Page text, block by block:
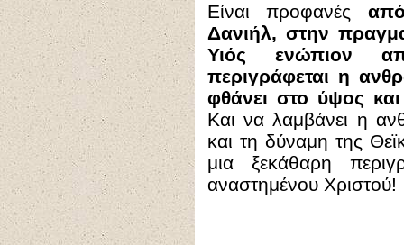
Είναι προφανές
Δανιήλ, στην
Υιός ενώπιον
περιγράφεται η
φθάνει στο ύψος
Και να λαμβάνει η
και τη δύναμη της
μια ξεκάθαρη
αναστημένου Χριστού!